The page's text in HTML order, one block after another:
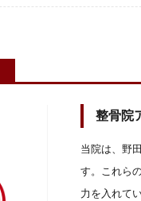
整骨院
当院は、野
す。これら
力を入れて